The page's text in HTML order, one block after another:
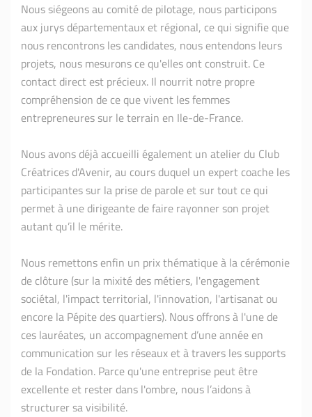
Nous siégeons au comité de pilotage, nous participons
aux jurys départementaux et régional, ce qui signifie que
nous rencontrons les candidates, nous entendons leurs
projets, nous mesurons ce qu'elles ont construit. Ce
contact direct est précieux. Il nourrit notre propre
compréhension de ce que vivent les femmes
entrepreneures sur le terrain en Ile-de-France.
Nous avons déjà accueilli également un atelier du Club
Créatrices d'Avenir, au cours duquel un expert coache les
participantes sur la prise de parole et sur tout ce qui
permet à une dirigeante de faire rayonner son projet
autant qu’il le mérite.
Nous remettons enfin un prix thématique à la cérémonie
de clôture (sur la mixité des métiers, l'engagement
sociétal, l'impact territorial, l'innovation, l'artisanat ou
encore la Pépite des quartiers). Nous offrons à l'une de
ces lauréates, un accompagnement d’une année en
communication sur les réseaux et à travers les supports
de la Fondation. Parce qu'une entreprise peut être
excellente et rester dans l'ombre, nous l’aidons à
structurer sa visibilité.